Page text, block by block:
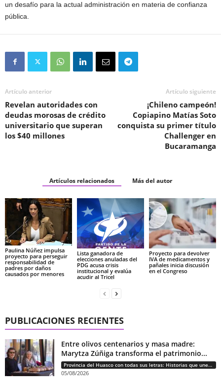
un desafío para la actual administración en materia de confianza
pública.
Artículo anterior
Revelan autoridades con
deudas morosas de crédito
universitario que superan
los $40 millones
Artículo siguiente
¡Chileno campeón!
Copiapino Matías Soto
conquista su primer título
Challenger en
Bucaramanga
Artículos relacionados Más del autor
Paulina Núñez impulsa
proyecto para perseguir
responsabilidad de
padres por daños
causados por menores
Lista ganadora de
elecciones anuladas del
PDG acusa crisis
institucional y evalúa
acudir al Tricel
Proyecto para devolver
IVA de medicamentos y
pañales inicia discusión
en el Congreso
PUBLICACIONES RECIENTES
Entre olivos centenarios y masa madre:
Marytza Zúñiga transforma el patrimonio...
Provincia del Huasco con todas sus letras: Historias que unen cultura, diversidad e identidad
05/08/2026